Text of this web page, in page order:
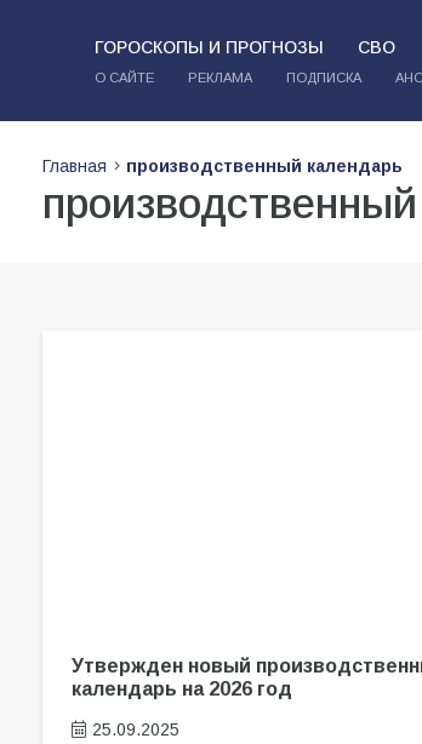
ГОРОСКОПЫ И ПРОГНОЗЫ СВО
О САЙТЕ РЕКЛАМА ПОДПИСКА
Главная производственный календарь
Утвержден новый
календарь на 2026 год
25.09.2025